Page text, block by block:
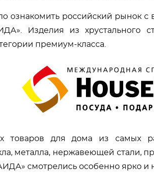
ознакомить российский рынок с
Изделия из хрустального
премиум-класса.
товаров для дома из самых
металла, нержавеющей стали,
смотрелись особенно ярко и